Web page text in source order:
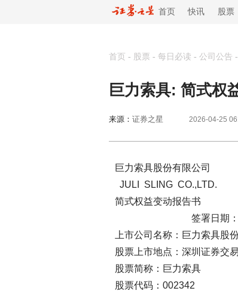
首页 快讯 股票
首页 - 股票 - 每日必读 - 公司公告 -
巨力索具: 简式权
来源： 证券之星 2026-04-25
巨力索具股份有限公司
JULI SLING CO.,LTD.
简式权益变动报告书
签署日期：2026
上市公司名称：巨力索具股
股票上市地点：深圳证券交
股票简称：巨力索具
股票代码：002342